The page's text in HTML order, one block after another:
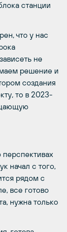
станции
что у нас
не
решение и
создания
то в 2023-
перспективах
начал с того,
рядом с
все готово
нужна только